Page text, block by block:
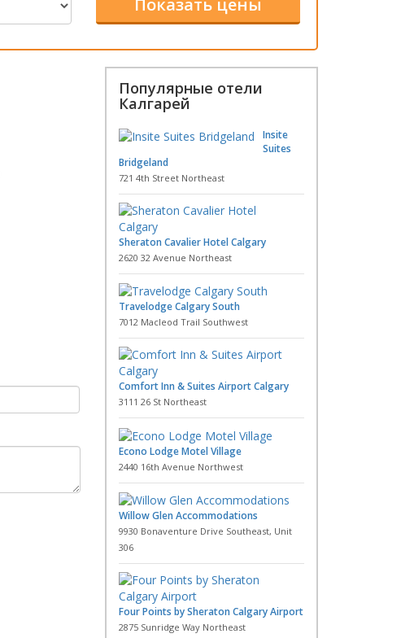
Популярные отели
Калгарей
Insite
Suites
Bridgeland
721 4th Street Northeast
Sheraton Cavalier Hotel Calgary
2620 32 Avenue Northeast
Travelodge Calgary South
7012 Macleod Trail Southwest
Comfort Inn & Suites Airport Calgary
3111 26 St Northeast
Econo Lodge Motel Village
2440 16th Avenue Northwest
Willow Glen Accommodations
9930 Bonaventure Drive Southeast, Unit
306
Four Points by Sheraton Calgary Airport
2875 Sunridge Way Northeast